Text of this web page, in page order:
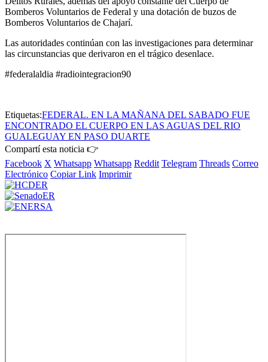
Bomberos Voluntarios de Federal y una dotación de buzos de
Bomberos Voluntarios de Chajarí.
Las autoridades continúan con las investigaciones para determinar
las circunstancias que derivaron en el trágico desenlace.
#federalaldia #radiointegracion90
Etiquetas:FEDERAL. EN LA MAÑANA DEL SABADO FUE
ENCONTRADO EL CUERPO EN LAS AGUAS DEL RIO
GUALEGUAY EN PASO DUARTE
Compartí esta noticia 👉
Facebook X Whatsapp Whatsapp Reddit Telegram Threads Correo
Electrónico Copiar Link Imprimir